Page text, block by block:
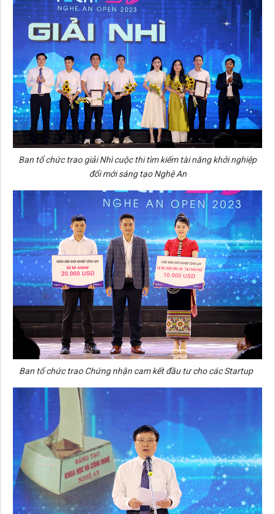
Ban tổ chức trao giải Nhì cuộc thi tìm kiếm tài năng khởi nghiệp
đổi mới sáng tạo Nghệ An
Ban tổ chức trao Chứng nhận cam kết đầu tư cho các Startup